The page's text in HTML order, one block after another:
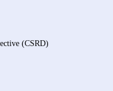
(CSRD)